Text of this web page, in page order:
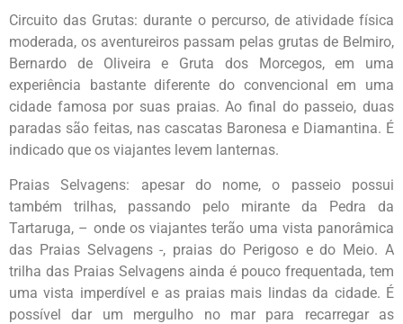
Circuito das Grutas: durante o percurso, de atividade física
moderada, os aventureiros passam pelas grutas de Belmiro,
Bernardo de Oliveira e Gruta dos Morcegos, em uma
experiência bastante diferente do convencional em uma
cidade famosa por suas praias. Ao final do passeio, duas
paradas são feitas, nas cascatas Baronesa e Diamantina. É
indicado que os viajantes levem lanternas.
Praias Selvagens: apesar do nome, o passeio possui
também trilhas, passando pelo mirante da Pedra da
Tartaruga, – onde os viajantes terão uma vista panorâmica
das Praias Selvagens -, praias do Perigoso e do Meio. A
trilha das Praias Selvagens ainda é pouco frequentada, tem
uma vista imperdível e as praias mais lindas da cidade. É
possível dar um mergulho no mar para recarregar as